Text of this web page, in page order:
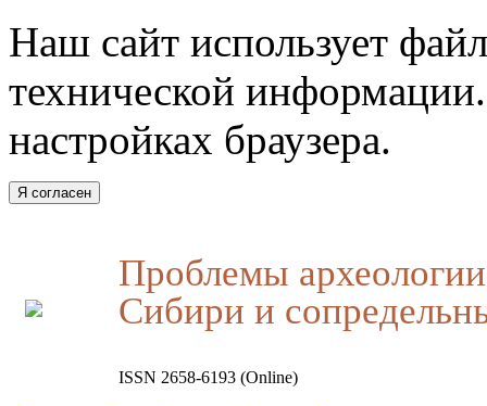
Наш сайт использует
технической
настройках браузера.
Я согласен
Проблемы
Сибири и
ISSN 2658-6193 (Online)